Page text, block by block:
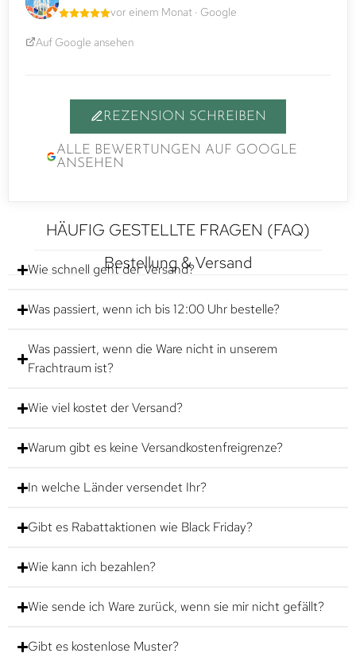
vor einem Monat · Google
Auf Google ansehen
REZENSION SCHREIBEN
ALLE BEWERTUNGEN AUF GOOGLE
ANSEHEN
HÄUFIG GESTELLTE FRAGEN (FAQ)
Bestellung & Versand
Wie schnell geht der Versand?
Was passiert, wenn ich bis 12:00 Uhr bestelle?
Was passiert, wenn die Ware nicht in unserem
Frachtraum ist?
Wie viel kostet der Versand?
Warum gibt es keine Versandkostenfreigrenze?
In welche Länder versendet Ihr?
Gibt es Rabattaktionen wie Black Friday?
Wie kann ich bezahlen?
Wie sende ich Ware zurück, wenn sie mir nicht gefällt?
Gibt es kostenlose Muster?